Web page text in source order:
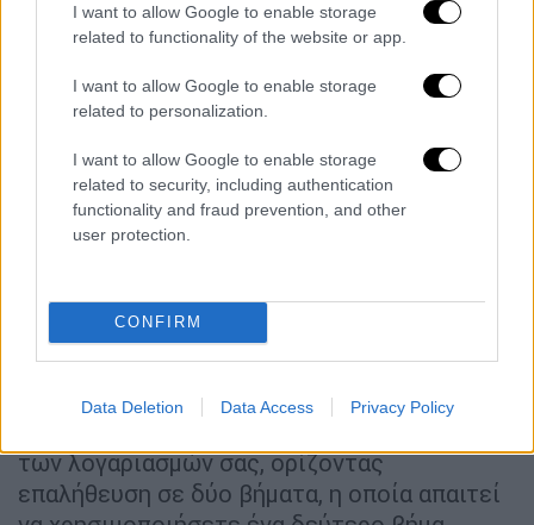
I want to allow Google to enable storage
related to functionality of the website or app.
I want to allow Google to enable storage
related to personalization.
I want to allow Google to enable storage
related to security, including authentication
functionality and fraud prevention, and other
user protection.
CONFIRM
Data Deletion Data Access Privacy Policy
σχετικά με ύποπτες κινήσεις στο
λογαριασμό σας ή για να μπλοκαριστεί
κάποιος που θέλει να τον χρησιμοποιήσει
χωρίς την άδειά σας.
Για παράδειγμα, εάν μια άγνωστη συσκευή
χρησιμοποιείται για να συνδεθεί στο
Account σας, ενδέχεται να σας ζητηθεί να
επαληθεύσετε ότι η σύνδεση είναι
που αποστέλλεται στον αριθμό τηλεφώνου
ανάκτησης.
των λογαριασμών σας, ορίζοντας
επαλήθευση σε δύο βήματα, η οποία απαιτεί